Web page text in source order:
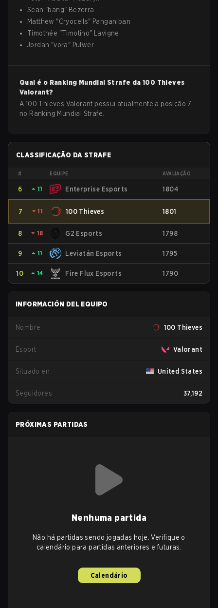
Sean "bang" Bezerra
Matthew "Cryocells" Panganiban
Timothée "Timotino"
Lavigne
Jordan "vora" Pulwer
Qual é o Ranking Mundial Strafe da 100 Thieves
Valorant?
A 100 Thieves Valorant possui atualmente a posição 7
no Ranking Mundial Strafe.
CLASSIFICAÇÃO DA STRAFE
# EQUIPE AVALIAÇÃO
6 ⏶ 11 Enterprise Esports 1804
7 ⏷ 11 100 Thieves 1801
8 ⏷ 18 G2 Esports 1798
9 ⏶ 11 Leviatán Esports 1795
10 ⏶ 14 Fire Flux Esports 1790
INFORMACIÓN DEL EQUIPO
Nombre 100 Thieves
Esport Valorant
Situado en United States
Seguidores 37,192
PRÓXIMAS PARTIDAS
Nenhuma partida
Não há partidas sendo jogadas hoje. Verifique o
calendário para partidas anteriores e futuras.
Calendário